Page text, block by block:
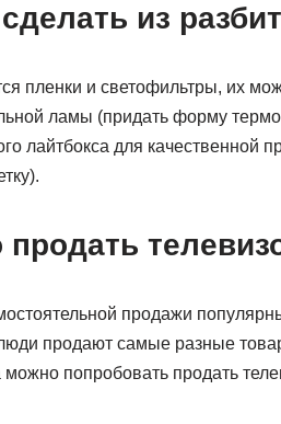
из
пленки и светофильтры, их
ламы (придать форму
лайтбокса для качественной
продажи
продают самые разные
можно попробовать продать